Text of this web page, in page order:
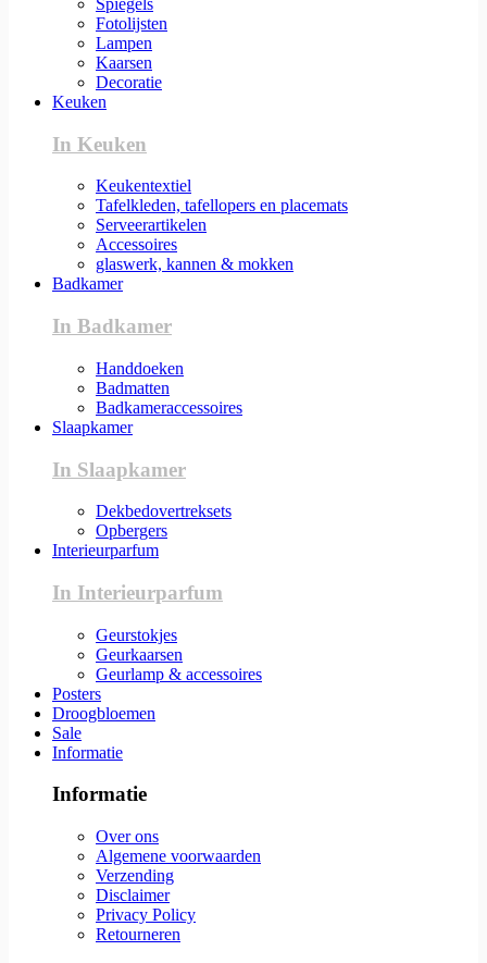
Spiegels
Fotolijsten
Lampen
Kaarsen
Decoratie
Keuken
In Keuken
Keukentextiel
Tafelkleden, tafellopers en placemats
Serveerartikelen
Accessoires
glaswerk, kannen & mokken
Badkamer
In Badkamer
Handdoeken
Badmatten
Badkameraccessoires
Slaapkamer
In Slaapkamer
Dekbedovertreksets
Opbergers
Interieurparfum
In Interieurparfum
Geurstokjes
Geurkaarsen
Geurlamp & accessoires
Posters
Droogbloemen
Sale
Informatie
Informatie
Over ons
Algemene voorwaarden
Verzending
Disclaimer
Privacy Policy
Retourneren